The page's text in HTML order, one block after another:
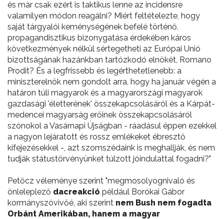
és már csak ezért is taktikus lenne az incidensre
valamilyen módon reagálni? Miért feltételezte, hogy
saját tárgyalói keménységének befelé történő,
propagandisztikus bizonygatása érdekében káros
következmények nélkül sértegetheti az Európai Unió
bizottságának hazánkban tartózkodó elnökét, Romano
Prodit? És a legfrissebb és legérthetetlenebb: a
miniszterelnök nem gondolt arra, hogy ha január végén a
határon túli magyarok és a magyarországi magyarok
gazdasági 'életterének' összekapcsolásáról és a Kárpát-
medencei magyarság erőinek összekapcsolásáról
szónokol a Vasárnapi Újságban - ráadásul éppen ezekkel
a nagyon lejáratott és rossz emlékeket ébresztő
kifejezésekkel -, azt szomszédaink is meghallják, és nem
tudják státustörvényünket túlzott jóindulattal fogadni?"
Petőcz véleménye szerint "megmosolyognivaló és
önleleplező dacreakció például Borókai Gábor
kormányszóvivőé, aki szerint nem Bush nem fogadta
Orbánt Amerikában, hanem a magyar